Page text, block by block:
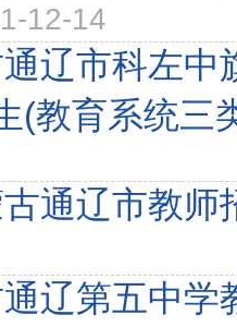
12-14
辽市科左中
(教育系统三
通辽市教师
辽第五中学